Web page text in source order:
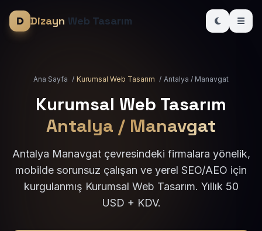
Dizayn Web Tasarım
Ana Sayfa / Kurumsal Web Tasarım / Antalya / Manavgat
Kurumsal Web Tasarım
Antalya / Manavgat
Antalya Manavgat çevresindeki firmalara yönelik,
mobilde sorunsuz çalışan ve yerel SEO/AEO için
kurgulanmış Kurumsal Web Tasarım. Yıllık 50
USD + KDV.